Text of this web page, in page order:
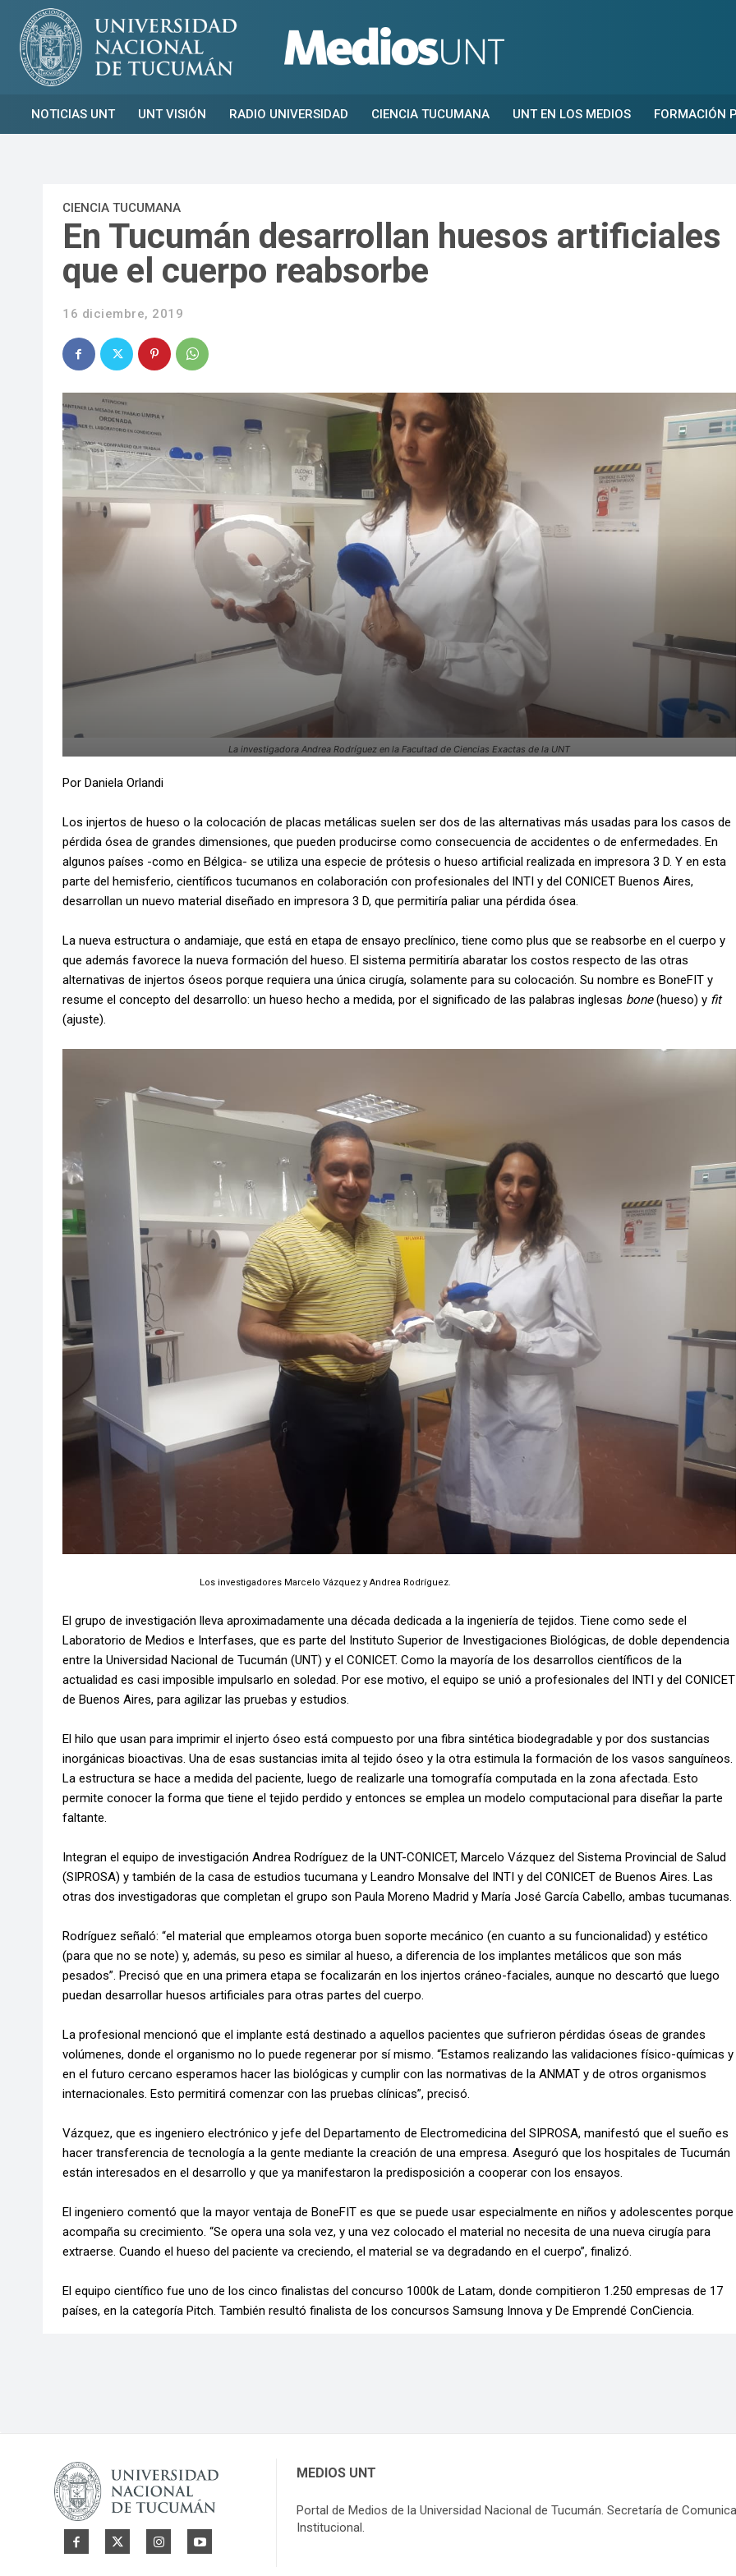
NOTICIAS UNT UNT VISIÓN RADIO UNIVERSIDAD CIENCIA TUCUMANA UNT EN LOS MEDIOS FORMACIÓN
CIENCIA TUCUMANA
En Tucumán desarrollan huesos artificiales
que el cuerpo reabsorbe
16 diciembre, 2019
La investigadora Andrea Rodríguez en la Facultad de Ciencias Exactas de la UNT
Por Daniela Orlandi
Los injertos de hueso o la colocación de placas metálicas suelen ser dos de las alternativas más usadas para los casos de
pérdida ósea de grandes dimensiones, que pueden producirse como consecuencia de accidentes o de enfermedades. En
algunos países -como en Bélgica- se utiliza una especie de prótesis o hueso artificial realizada en impresora 3 D. Y en esta
parte del hemisferio, científicos tucumanos en colaboración con profesionales del INTI y del CONICET Buenos Aires,
desarrollan un nuevo material diseñado en impresora 3 D, que permitiría paliar una pérdida ósea.
La nueva estructura o andamiaje, que está en etapa de ensayo preclínico, tiene como plus que se reabsorbe en el cuerpo y
que además favorece la nueva formación del hueso. El sistema permitiría abaratar los costos respecto de las otras
alternativas de injertos óseos porque requiera una única cirugía, solamente para su colocación. Su nombre es BoneFIT y
resume el concepto del desarrollo: un hueso hecho a medida, por el significado de las palabras inglesas bone(hueso) y fit
(ajuste).
Los investigadores Marcelo Vázquez y Andrea Rodríguez.
El grupo de investigación lleva aproximadamente una década dedicada a la ingeniería de tejidos. Tiene como sede el
Laboratorio de Medios e Interfases, que es parte del Instituto Superior de Investigaciones Biológicas, de doble dependencia
entre la Universidad Nacional de Tucumán (UNT) y el CONICET. Como la mayoría de los desarrollos científicos de la
actualidad es casi imposible impulsarlo en soledad. Por ese motivo, el equipo se unió a profesionales del INTI y del CONICET
de Buenos Aires, para agilizar las pruebas y estudios.
El hilo que usan para imprimir el injerto óseo está compuesto por una fibra sintética biodegradable y por dos sustancias
inorgánicas bioactivas. Una de esas sustancias imita al tejido óseo y la otra estimula la formación de los vasos sanguíneos.
La estructura se hace a medida del paciente, luego de realizarle una tomografía computada en la zona afectada. Esto
permite conocer la forma que tiene el tejido perdido y entonces se emplea un modelo computacional para diseñar la parte
faltante.
Integran el equipo de investigación Andrea Rodríguez de la UNT-CONICET, Marcelo Vázquez del Sistema Provincial de Salud
(SIPROSA) y también de la casa de estudios tucumana y Leandro Monsalve del INTI y del CONICET de Buenos Aires. Las
otras dos investigadoras que completan el grupo son Paula Moreno Madrid y María José García Cabello, ambas tucumanas.
Rodríguez señaló: “el material que empleamos otorga buen soporte mecánico (en cuanto a su funcionalidad) y estético
(para que no se note) y, además, su peso es similar al hueso, a diferencia de los implantes metálicos que son más
pesados”. Precisó que en una primera etapa se focalizarán en los injertos cráneo-faciales, aunque no descartó que luego
puedan desarrollar huesos artificiales para otras partes del cuerpo.
La profesional mencionó que el implante está destinado a aquellos pacientes que sufrieron pérdidas óseas de grandes
volúmenes, donde el organismo no lo puede regenerar por sí mismo. “Estamos realizando las validaciones físico-químicas y
en el futuro cercano esperamos hacer las biológicas y cumplir con las normativas de la ANMAT y de otros organismos
internacionales. Esto permitirá comenzar con las pruebas clínicas”, precisó.
Vázquez, que es ingeniero electrónico y jefe del Departamento de Electromedicina del SIPROSA, manifestó que el sueño es
hacer transferencia de tecnología a la gente mediante la creación de una empresa. Aseguró que los hospitales de Tucumán
están interesados en el desarrollo y que ya manifestaron la predisposición a cooperar con los ensayos.
El ingeniero comentó que la mayor ventaja de BoneFIT es que se puede usar especialmente en niños y adolescentes porque
acompaña su crecimiento. “Se opera una sola vez, y una vez colocado el material no necesita de una nueva cirugía para
extraerse. Cuando el hueso del paciente va creciendo, el material se va degradando en el cuerpo”, finalizó.
El equipo científico fue uno de los cinco finalistas del concurso 1000k de Latam, donde compitieron 1.250 empresas de 17
países, en la categoría Pitch. También resultó finalista de los concursos Samsung Innova y De Emprendé ConCiencia.
MEDIOS UNT
Portal de Medios de la Universidad Nacional de Tucumán. Secretaría de
Institucional.